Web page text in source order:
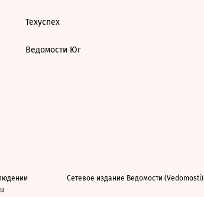
Техуспех
Ведомости Юг
Сетевое издание Ведомости (Vedomosti)